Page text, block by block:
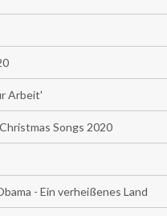
Arbeit'
Songs 2020
- Ein verheißenes Land